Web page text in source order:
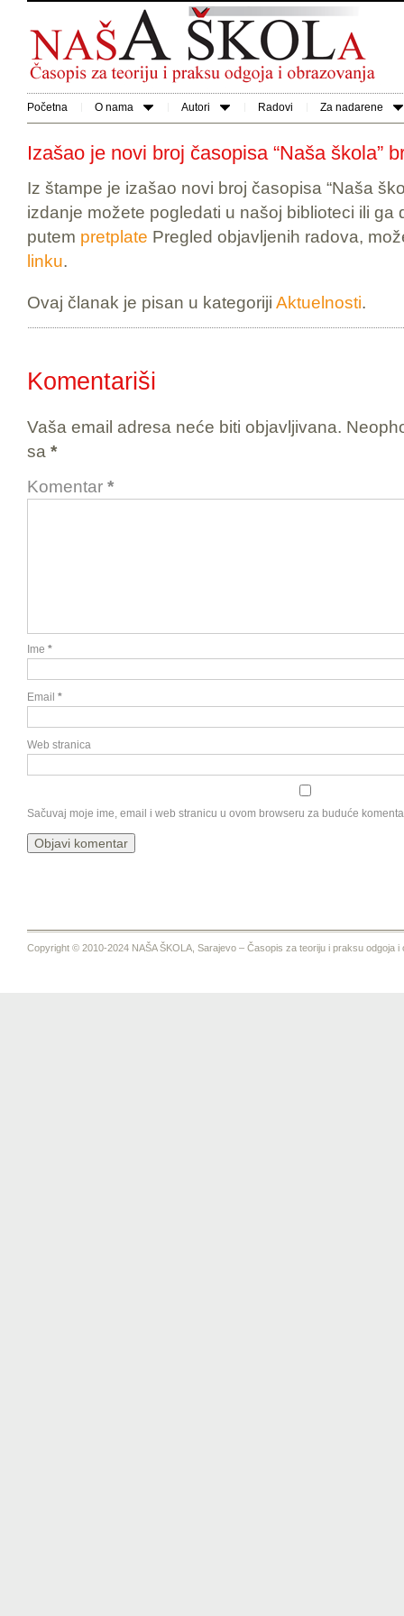
Početna O nama Autori Radovi Za nadarene
Izašao je novi broj časopisa “Naša škola”
Iz štampe je izašao novi broj časopisa “Naša
izdanje možete pogledati u našoj biblioteci ili ga
putem pretplate Pregled objavljenih radova,
linku.
Ovaj članak je pisan u kategoriji Aktuelnosti.
Komentariši
Vaša email adresa neće biti objavljivana.
sa *
Komentar *
Ime *
Email *
Web stranica
Sačuvaj moje ime, email i web stranicu u ovom browseru za buduće
Copyright © 2010-2024 NAŠA ŠKOLA, Sarajevo – Časopis za teoriju i praksu odgoja